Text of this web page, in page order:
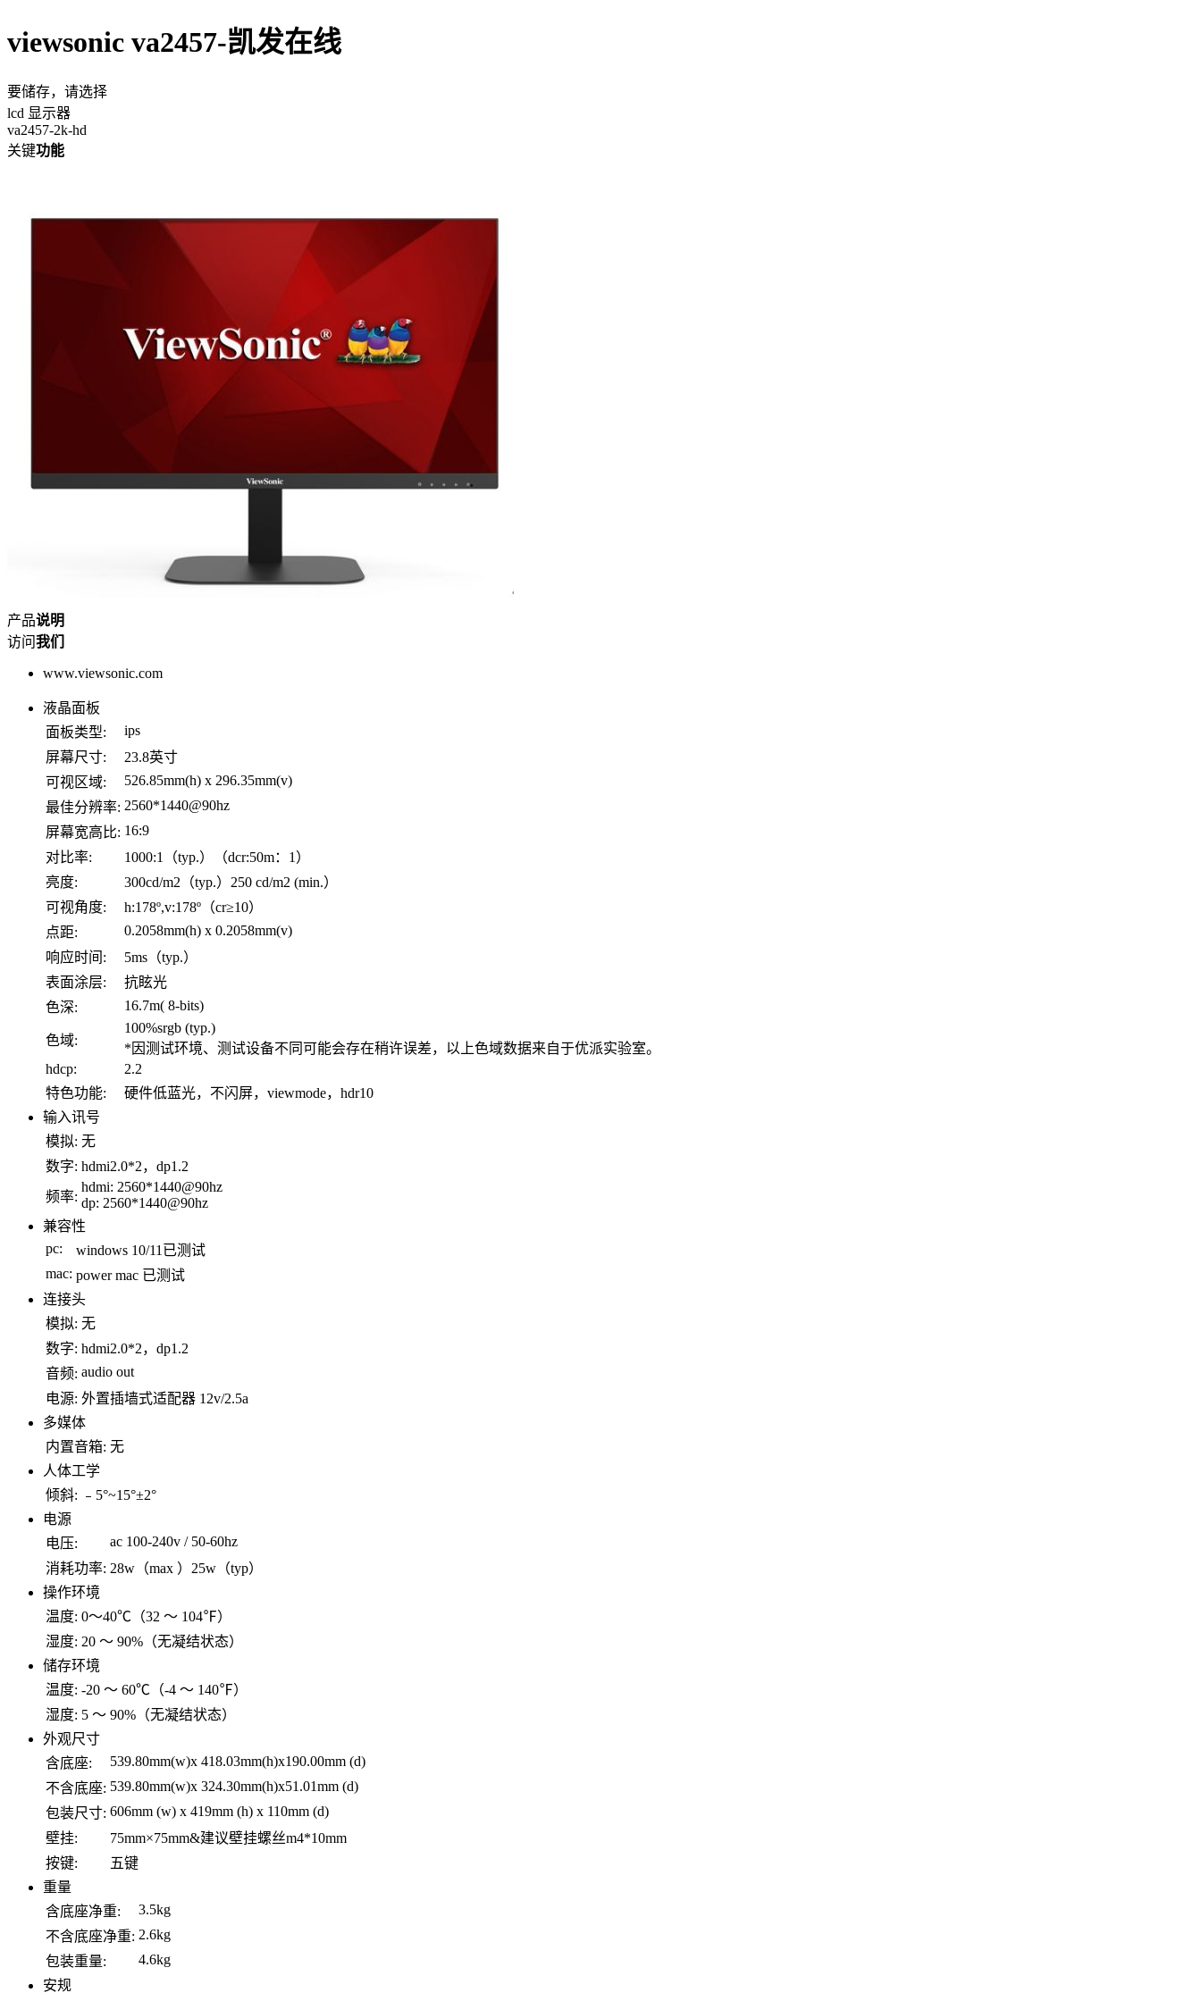
viewsonic va2457-凯发在线
要储存，请选择
lcd 显示器
va2457-2k-hd
关键功能
产品说明
访问我们
www.viewsonic.com
液晶面板
面板类型:
ips
屏幕尺寸:
23.8英寸
可视区域:
526.85mm(h) x 296.35mm(v)
最佳分辨率: 2560*1440@90hz
屏幕宽高比: 16:9
对比率:
1000:1（typ.）（dcr:50m：1）
亮度:
300cd/m2（typ.）250 cd/m2 (min.）
可视角度:
h:178º,v:178º（cr≥10）
点距:
0.2058mm(h) x 0.2058mm(v)
响应时间:
5ms（typ.）
表面涂层:
抗眩光
色深:
16.7m( 8-bits)
色域:
100%srgb (typ.)
*因测试环境、测试设备不同可能会存在稍许误差，以上色域数据来自于优派实验室。
hdcp:
2.2
特色功能:
硬件低蓝光，不闪屏，viewmode，hdr10
输入讯号
模拟: 无
数字: hdmi2.0*2，dp1.2
频率:
hdmi: 2560*1440@90hz
dp: 2560*1440@90hz
兼容性
pc:
windows 10/11已测试
mac: power mac 已测试
连接头
模拟: 无
数字: hdmi2.0*2，dp1.2
音频: audio out
电源: 外置插墙式适配器 12v/2.5a
多媒体
内置音箱: 无
人体工学
倾斜: ﹣5°~15°±2°
电源
电压:
ac 100-240v / 50-60hz
消耗功率: 28w（max ）25w（typ）
操作环境
温度: 0～40℃（32 ～ 104℉）
湿度: 20 ～ 90%（无凝结状态）
储存环境
温度: -20 ～ 60℃（-4 ～ 140℉）
湿度: 5 ～ 90%（无凝结状态）
外观尺寸
含底座:
539.80mm(w)x 418.03mm(h)x190.00mm (d)
不含底座: 539.80mm(w)x 324.30mm(h)x51.01mm (d)
包装尺寸: 606mm (w) x 419mm (h) x 110mm (d)
壁挂:
75mm×75mm&建议壁挂螺丝m4*10mm
按键:
五键
重量
含底座净重:
3.5kg
不含底座净重: 2.6kg
包装重量:
4.6kg
安规